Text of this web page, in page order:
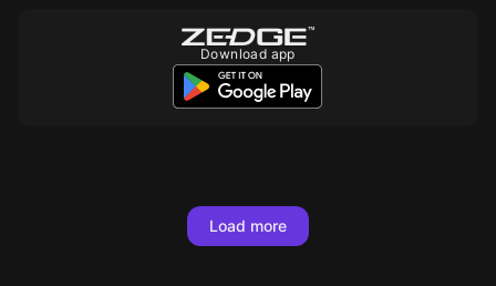
Download app
Load more